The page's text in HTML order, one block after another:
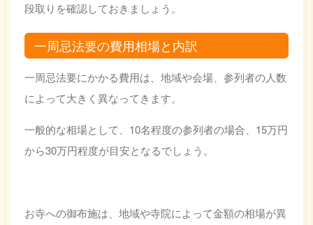
段取りを確認しておきましょう。
一周忌法要の費用相場と内訳
一周忌法要にかかる費用は、地域や会場、参列者の人数
によって大きく異なってきます。
一般的な相場として、10名程度の参列者の場合、15万円
から30万円程度が目安となるでしょう。
お寺への御布施は、地域や寺院によって金額の相場が異